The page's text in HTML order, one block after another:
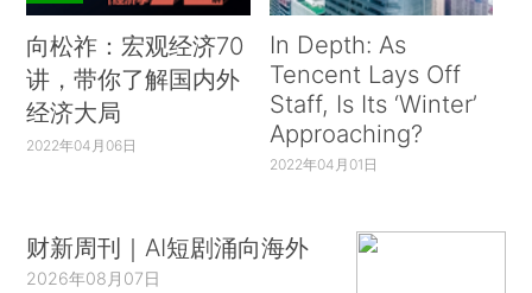
向松祚：宏观经济70
讲，带你了解国内外
经济大局
2022年04月06日
In Depth: As
Tencent Lays Off
Staff, Is Its ‘Winter’
Approaching?
2022年04月01日
财新周刊｜AI短剧涌向海外
2026年08月07日